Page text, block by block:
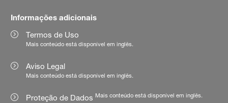
Informações adicionais
Termos de Uso
Mais conteúdo está disponível em inglês.
Aviso Legal
Mais conteúdo está disponível em inglês.
Proteção de Dados Mais conteúdo está disponível em inglês.